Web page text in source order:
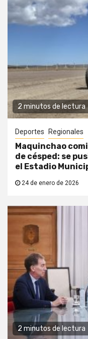
2 minutos de lectura
Deportes Regionales
Maquinchao
de césped: se
el Estadio
24 de enero de 2026
2 minutos de lectura